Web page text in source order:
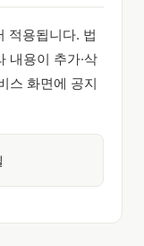
적용됩니다. 법
내용이 추가·삭
스 화면에 공지